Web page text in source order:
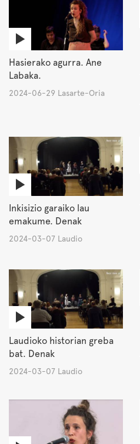
Hasierako agurra. Ane
Labaka.
2024-06-29 Lasarte-Oria
Inkisizio garaiko lau
emakume. Denak
2024-03-07 Laudio
Laudioko historian greba
bat. Denak
2024-03-07 Laudio